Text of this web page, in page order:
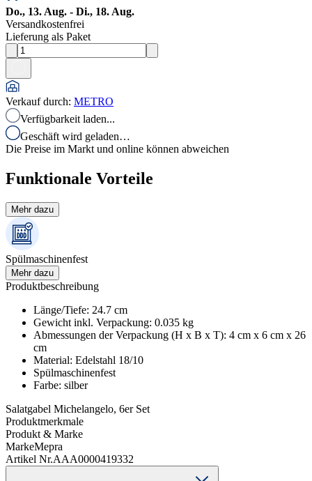
Do., 13. Aug. - Di., 18. Aug.
Versandkostenfrei
Lieferung als Paket
Verkauf durch: METRO
Verfügbarkeit laden...
Geschäft wird geladen…
Die Preise im Markt und online können abweichen
Funktionale Vorteile
Mehr dazu
Spülmaschinenfest
Mehr dazu
Produktbeschreibung
Länge/Tiefe: 24.7 cm
Gewicht inkl. Verpackung: 0.035 kg
Abmessungen der Verpackung (H x B x T): 4 cm x 6 cm x 26
cm
Material: Edelstahl 18/10
Spülmaschinenfest
Farbe: silber
Salatgabel Michelangelo, 6er Set
Produktmerkmale
Produkt & Marke
MarkeMepra
Artikel Nr.AAA0000419332